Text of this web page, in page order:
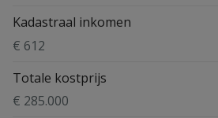
Kadastraal inkomen
€ 612
Totale kostprijs
€ 285.000